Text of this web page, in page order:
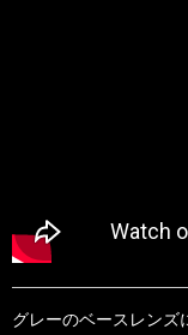
グレーのベースレンズ